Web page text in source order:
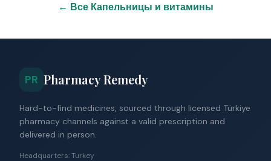
← Все Капельницы и витамины
PR Pharmacy Remedy
Hard-to-find medicines, sourced through licensed Türkiye
pharmacy channels against a valid prescription and
delivered in person.
Headquarters: Turkey